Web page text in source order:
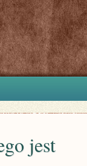
jest